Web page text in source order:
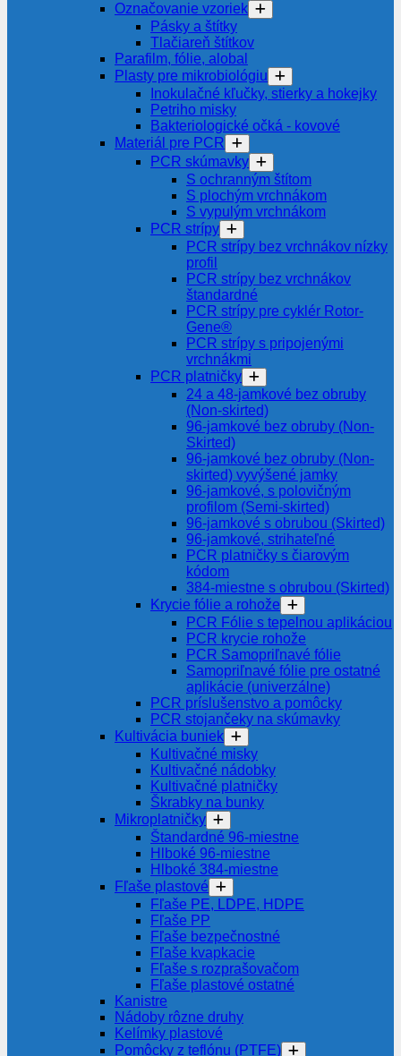
Označovanie vzoriek
Pásky a štítky
Tlačiareň štítkov
Parafilm, fólie, alobal
Plasty pre mikrobiológiu
Inokulačné kľučky, stierky a hokejky
Petriho misky
Bakteriologické očká - kovové
Materiál pre PCR
PCR skúmavky
S ochranným štítom
S plochým vrchnákom
S vypulým vrchnákom
PCR strípy
PCR strípy bez vrchnákov nízky
profil
PCR strípy bez vrchnákov
štandardné
PCR strípy pre cyklér Rotor-
Gene®
PCR strípy s pripojenými
vrchnákmi
PCR platničky
24 a 48-jamkové bez obruby
(Non-skirted)
96-jamkové bez obruby (Non-
Skirted)
96-jamkové bez obruby (Non-
skirted) vyvýšené jamky
96-jamkové, s polovičným
profilom (Semi-skirted)
96-jamkové s obrubou (Skirted)
96-jamkové, strihateľné
PCR platničky s čiarovým
kódom
384-miestne s obrubou (Skirted)
Krycie fólie a rohože
PCR Fólie s tepelnou aplikáciou
PCR krycie rohože
PCR Samopriľnavé fólie
Samopriľnavé fólie pre ostatné
aplikácie (univerzálne)
PCR príslušenstvo a pomôcky
PCR stojančeky na skúmavky
Kultivácia buniek
Kultivačné misky
Kultivačné nádobky
Kultivačné platničky
Škrabky na bunky
Mikroplatničky
Štandardné 96-miestne
Hlboké 96-miestne
Hlboké 384-miestne
Fľaše plastové
Fľaše PE, LDPE, HDPE
Fľaše PP
Fľaše bezpečnostné
Fľaše kvapkacie
Fľaše s rozprašovačom
Fľaše plastové ostatné
Kanistre
Nádoby rôzne druhy
Kelímky plastové
Pomôcky z teflónu (PTFE)